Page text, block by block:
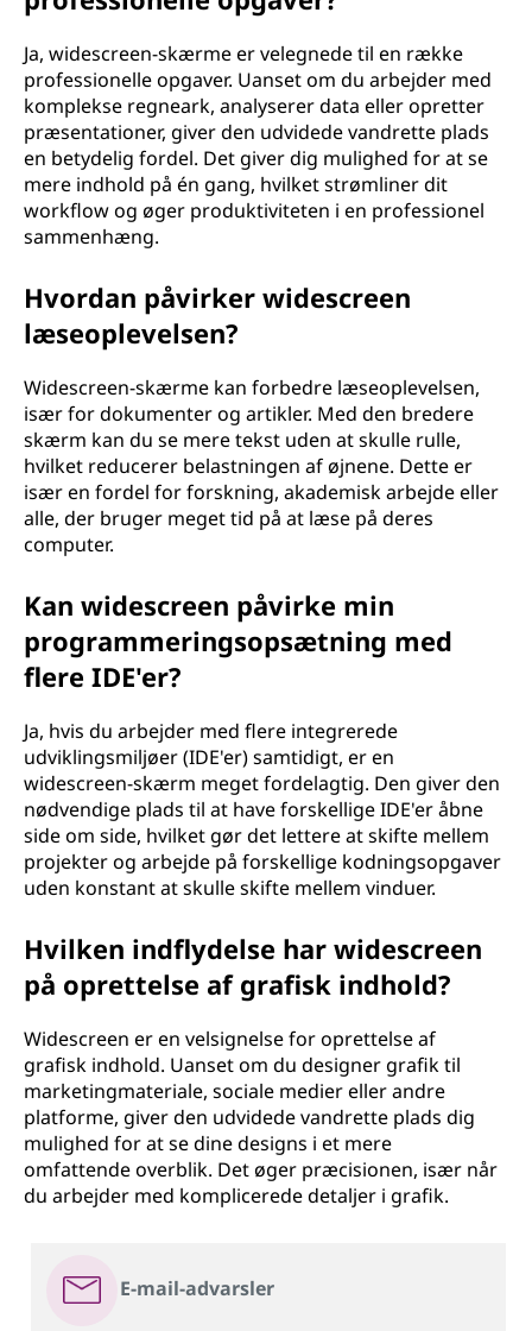
Ja, widescreen-skærme er velegnede til en række
professionelle opgaver. Uanset om du arbejder med
komplekse regneark, analyserer data eller opretter
præsentationer, giver den udvidede vandrette plads
en betydelig fordel. Det giver dig mulighed for at se
mere indhold på én gang, hvilket strømliner dit
workflow og øger produktiviteten i en professionel
sammenhæng.
Hvordan påvirker widescreen
læseoplevelsen?
Widescreen-skærme kan forbedre læseoplevelsen,
især for dokumenter og artikler. Med den bredere
skærm kan du se mere tekst uden at skulle rulle,
hvilket reducerer belastningen af øjnene. Dette er
især en fordel for forskning, akademisk arbejde eller
alle, der bruger meget tid på at læse på deres
computer.
Kan widescreen påvirke min
programmeringsopsætning med
flere IDE'er?
Ja, hvis du arbejder med flere integrerede
udviklingsmiljøer (IDE'er) samtidigt, er en
widescreen-skærm meget fordelagtig. Den giver den
nødvendige plads til at have forskellige IDE'er åbne
side om side, hvilket gør det lettere at skifte mellem
projekter og arbejde på forskellige kodningsopgaver
uden konstant at skulle skifte mellem vinduer.
Hvilken indflydelse har widescreen
på oprettelse af grafisk indhold?
Widescreen er en velsignelse for oprettelse af
grafisk indhold. Uanset om du designer grafik til
marketingmateriale, sociale medier eller andre
platforme, giver den udvidede vandrette plads dig
mulighed for at se dine designs i et mere
omfattende overblik. Det øger præcisionen, især når
du arbejder med komplicerede detaljer i grafik.
E-mail-advarsler